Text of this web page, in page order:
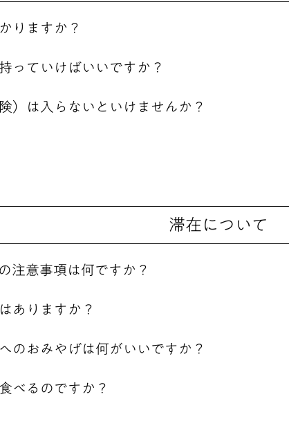
りますか？
っていけばいいですか？
）は入らないといけませんか？
滞在について
注意事項は何ですか？
ありますか？
のおみやげは何がいいですか？
べるのですか？